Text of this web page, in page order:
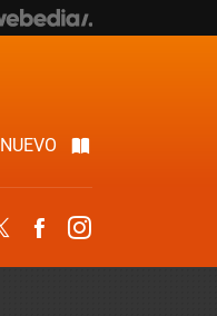
NUEVO
Twitter Facebook